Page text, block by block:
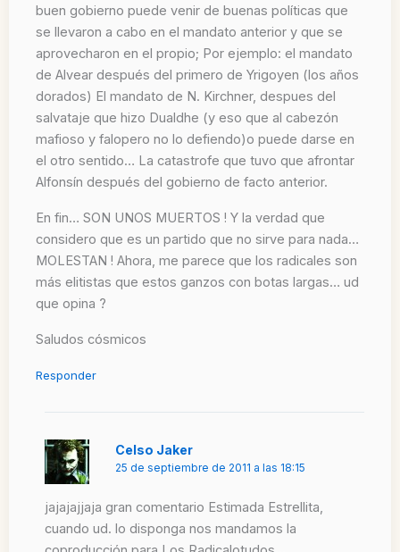
buen gobierno puede venir de buenas políticas que
se llevaron a cabo en el mandato anterior y que se
aprovecharon en el propio; Por ejemplo: el mandato
de Alvear después del primero de Yrigoyen (los años
dorados) El mandato de N. Kirchner, despues del
salvataje que hizo Dualdhe (y eso que al cabezón
mafioso y falopero no lo defiendo)o puede darse en
el otro sentido… La catastrofe que tuvo que afrontar
Alfonsín después del gobierno de facto anterior.
En fin… SON UNOS MUERTOS ! Y la verdad que
considero que es un partido que no sirve para nada…
MOLESTAN ! Ahora, me parece que los radicales son
más elitistas que estos ganzos con botas largas… ud
que opina ?
Saludos cósmicos
Responder
Celso Jaker
25 de septiembre de 2011 a las 18:15
jajajajjaja gran comentario Estimada Estrellita,
cuando ud. lo disponga nos mandamos la